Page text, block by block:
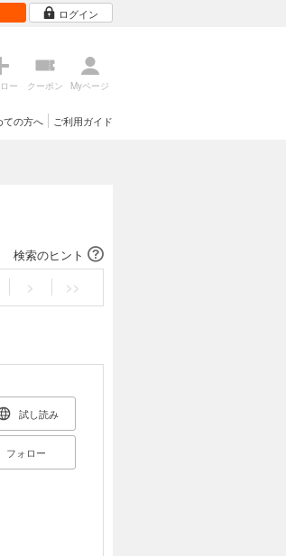
ログイン
ー クーポン Myページ
ご利用ガイド
ての方へ
検索のヒント
> >>
試し読み
フォロー